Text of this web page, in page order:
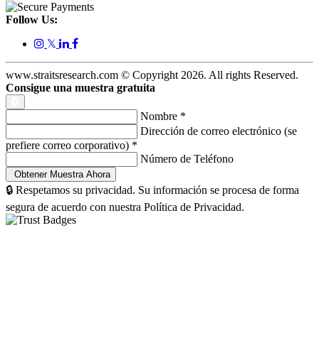
Follow Us:
𝕏
www.straitsresearch.com © Copyright 2026. All rights Reserved.
Consigue una muestra gratuita
Nombre *
Dirección de correo electrónico (se
prefiere correo corporativo) *
Número de Teléfono
🔒 Respetamos su privacidad. Su información se procesa de forma
segura de acuerdo con nuestra Política de Privacidad.